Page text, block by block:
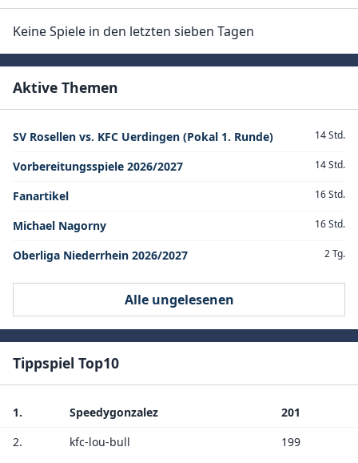
Keine Spiele in den letzten sieben Tagen
Aktive Themen
SV Rosellen vs. KFC Uerdingen (Pokal 1. Runde) 14 Std.
Vorbereitungsspiele 2026/2027 14 Std.
Fanartikel 16 Std.
Michael Nagorny 16 Std.
Oberliga Niederrhein 2026/2027 2 Tg.
Alle ungelesenen
Tippspiel Top10
1. Speedygonzalez
201
2.
kfc-lou-bull
199